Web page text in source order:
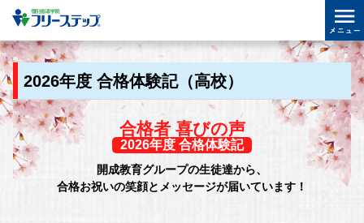
2026年度 合格体験記（高校）
合格者 喜びの声
2026年度 合格体験記
開成教育グループの生徒達から、
合格お祝いの笑顔とメッセージが届いています！